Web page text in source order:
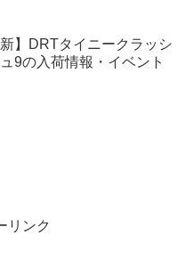
新】DRTタイニークラッシ
9の入荷情報・イベント
リンク